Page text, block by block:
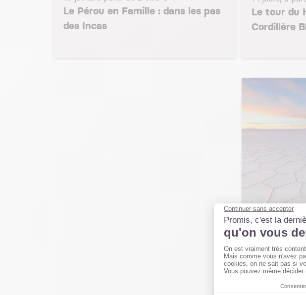
Le Pérou en Famille : dans les pas
des Incas
Le tour du
Cordillère
PÉROU
9 jours, à
Extension